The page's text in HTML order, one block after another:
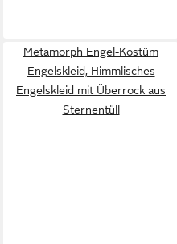
Metamorph Engel-Kostüm
Engelskleid, Himmlisches
Engelskleid mit Überrock aus
Sternentüll